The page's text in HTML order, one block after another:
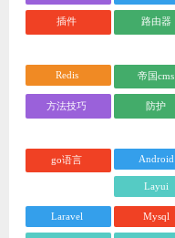
插件 路由器
Redis 帝国cms
方法技巧 防护
go语言 Android
Layui
Laravel Mysql